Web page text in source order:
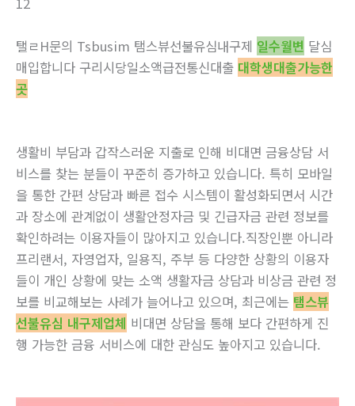
탤ㄹH문의 Tsbusim 탬스뷰선불유심내구제 일수월변 달심
매입합니다 구리시당일소액급전통신대출 대학생대출가능한
곳
생활비 부담과 갑작스러운 지출로 인해 비대면 금융상담 서
비스를 찾는 분들이 꾸준히 증가하고 있습니다. 특히 모바일
을 통한 간편 상담과 빠른 접수 시스템이 활성화되면서 시간
과 장소에 관계없이 생활안정자금 및 긴급자금 관련 정보를
확인하려는 이용자들이 많아지고 있습니다.직장인뿐 아니라
프리랜서, 자영업자, 일용직, 주부 등 다양한 상황의 이용자
들이 개인 상황에 맞는 소액 생활자금 상담과 비상금 관련 정
보를 비교해보는 사례가 늘어나고 있으며, 최근에는 탬스뷰
선불유심 내구제업체 비대면 상담을 통해 보다 간편하게 진
행 가능한 금융 서비스에 대한 관심도 높아지고 있습니다.